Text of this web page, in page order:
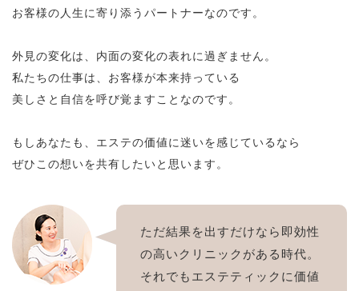
お客様の人生に寄り添うパートナーなのです。
外見の変化は、内面の変化の表れに過ぎません。
私たちの仕事は、お客様が本来持っている
美しさと自信を呼び覚ますことなのです。
もしあなたも、エステの価値に迷いを感じているなら
ぜひこの想いを共有したいと思います。
ただ結果を出すだけなら即効性
の高いクリニックがある時代。
それでもエステティックに価値